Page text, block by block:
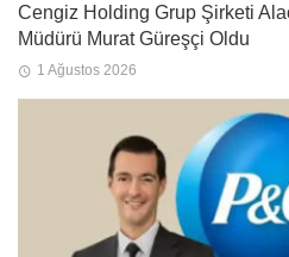
Cengiz Holding Grup Şirketi
Müdürü Murat Güreşçi Oldu
1 Ağustos 2026